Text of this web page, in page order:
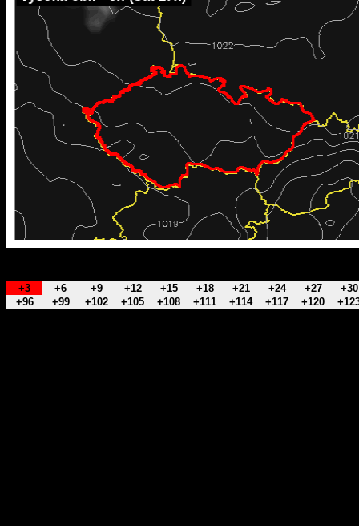
+3 +6 +9 +12 +15 +18 +21 +24 +27
+30
+96
+99 +102 +105 +108 +111 +114 +117 +120